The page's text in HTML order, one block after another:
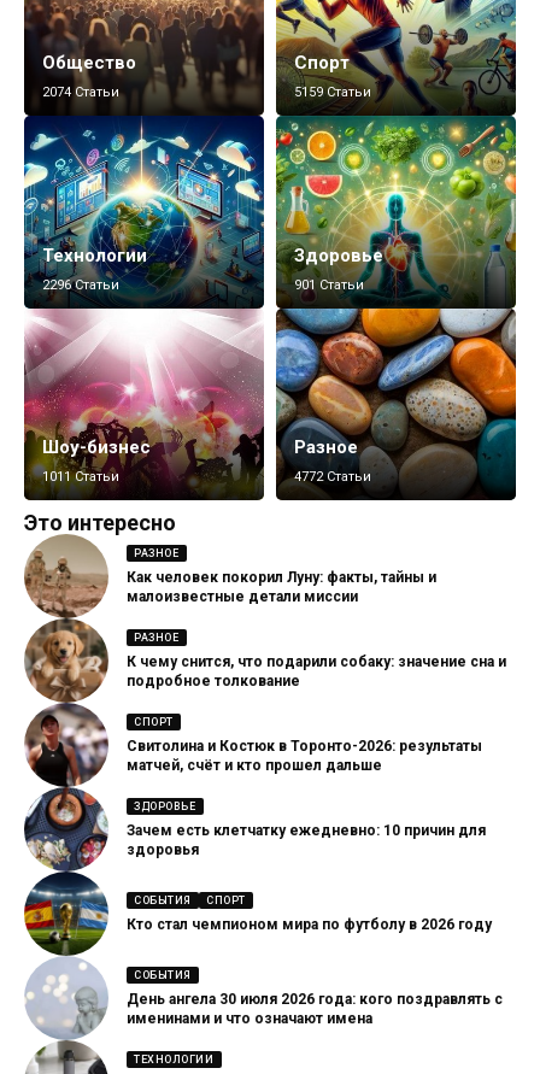
Общество
2074 Статьи
Спорт
5159 Статьи
Технологии
2296 Статьи
Здоровье
901 Статьи
Шоу-бизнес
1011 Статьи
Разное
4772 Статьи
Это интересно
РАЗНОЕ
Как человек покорил Луну: факты, тайны и
малоизвестные детали миссии
РАЗНОЕ
К чему снится, что подарили собаку: значение сна и
подробное толкование
СПОРТ
Свитолина и Костюк в Торонто-2026: результаты
матчей, счёт и кто прошел дальше
ЗДОРОВЬЕ
Зачем есть клетчатку ежедневно: 10 причин для
здоровья
СОБЫТИЯ СПОРТ
Кто стал чемпионом мира по футболу в 2026 году
СОБЫТИЯ
День ангела 30 июля 2026 года: кого поздравлять с
именинами и что означают имена
ТЕХНОЛОГИИ